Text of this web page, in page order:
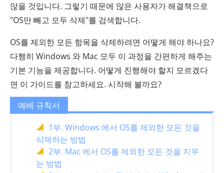
않을 것입니다. 그렇기 때문에 많은 사용자가 해결책으로
"OS만 빼고 모두 삭제"를 검색합니다.
OS를 제외한 모든 항목을 삭제하려면 어떻게 해야 하나요?
다행히 Windows 와 Mac 모두 이 과정을 간편하게 해주는
기본 기능을 제공합니다. 어떻게 진행해야 할지 모르겠다
면 이 가이드를 참고하세요. 시작해 볼까요?
예배 규칙서
1부. Windows 에서 OS를 제외한 모든 것을
삭제하는 방법
2부. Mac 에서 OS를 제외한 모든 것을 지우
는 방법